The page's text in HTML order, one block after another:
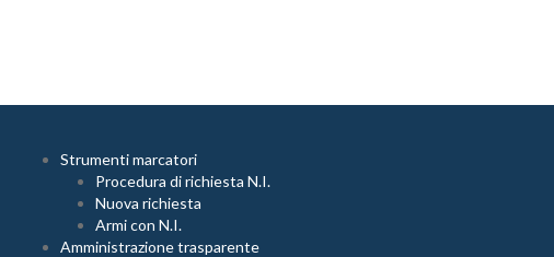
Strumenti marcatori
Procedura di richiesta N.I.
Nuova richiesta
Armi con N.I.
Amministrazione trasparente